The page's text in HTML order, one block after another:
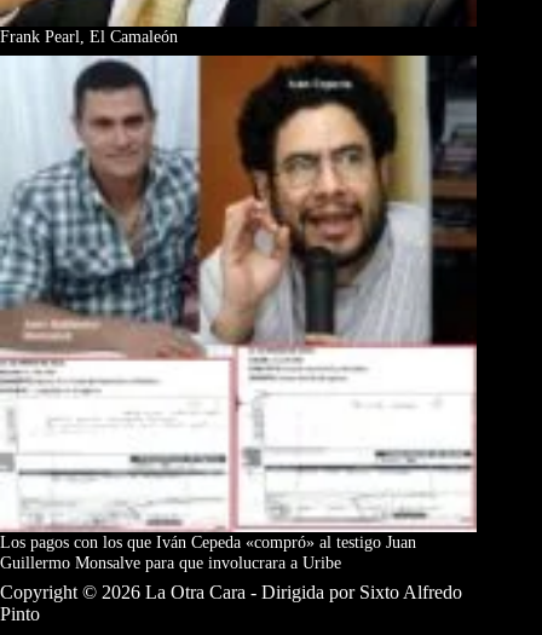
Frank Pearl, El Camaleón
Los pagos con los que Iván Cepeda «compró» al testigo Juan
Guillermo Monsalve para que involucrara a Uribe
Copyright © 2026 La Otra Cara - Dirigida por Sixto Alfredo
Pinto